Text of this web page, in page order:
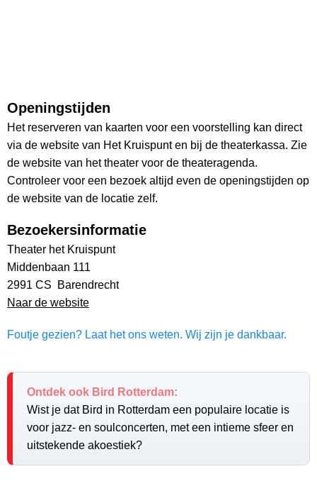
Openingstijden
Het reserveren van kaarten voor een voorstelling kan direct
via de website van Het Kruispunt en bij de theaterkassa. Zie
de website van het theater voor de theateragenda.
Controleer voor een bezoek altijd even de openingstijden op
de website van de locatie zelf.
Bezoekersinformatie
Theater het Kruispunt
Middenbaan 111
2991 CS Barendrecht
Naar de website
Foutje gezien? Laat het ons weten. Wij zijn je dankbaar.
Ontdek ook Bird Rotterdam:
Wist je dat Bird in Rotterdam een populaire locatie is
voor jazz- en soulconcerten, met een intieme sfeer en
uitstekende akoestiek?